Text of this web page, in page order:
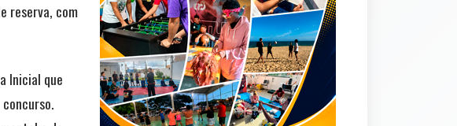
reserva, com
Inicial que